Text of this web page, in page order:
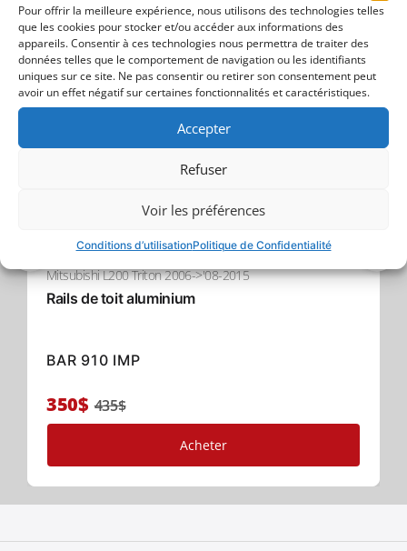
Pour offrir la meilleure expérience, nous utilisons des technologies telles
que les cookies pour stocker et/ou accéder aux informations des
appareils. Consentir à ces technologies nous permettra de traiter des
données telles que le comportement de navigation ou les identifiants
uniques sur ce site. Ne pas consentir ou retirer son consentement peut
avoir un effet négatif sur certaines fonctionnalités et caractéristiques.
Accepter
Refuser
Voir les préférences
Conditions d’utilisationPolitique de Confidentialité
Trouver plus
- 19% Remise
Mitsubishi L200 Triton 2006->'08-2015
Rails de toit aluminium
BAR 910 IMP
350$ 435$
Acheter